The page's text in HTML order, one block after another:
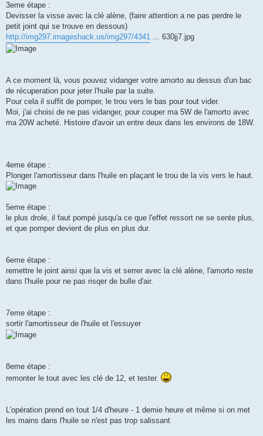
3eme étape :
Devisser la visse avec la clé alène, (faire attention a ne pas perdre le
petit joint qui se trouve en dessous)
http://img297.imageshack.us/img297/4341 ... 630jj7.jpg
A ce moment là, vous pouvez vidanger votre amorto au dessus d'un bac
de récuperation pour jeter l'huile par la suite.
Pour cela il suffit de pomper, le trou vers le bas pour tout vider.
Moi, j'ai choisi de ne pas vidanger, pour couper ma 5W de l'amorto avec
ma 20W acheté. Histoire d'avoir un entre deux dans les environs de 18W.
4eme étape :
Plonger l'amortisseur dans l'huile en plaçant le trou de la vis vers le haut.
5eme étape :
le plus drole, il faut pompé jusqu'a ce que l'effet ressort ne se sente plus,
et que pomper devient de plus en plus dur.
6eme étape :
remettre le joint ainsi que la vis et serrer avec la clé alène, l'amorto reste
dans l'huile pour ne pas risqer de bulle d'air.
7eme étape :
sortir l'amortisseur de l'huile et l'essuyer
8eme étape :
remonter le tout avec les clé de 12, et tester.
L'opération prend en tout 1/4 d'heure - 1 demie heure et même si on met
les mains dans l'huile se n'est pas trop salissant